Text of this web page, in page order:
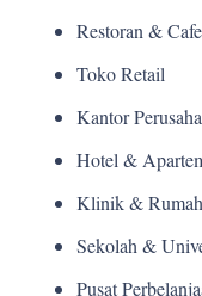
Restoran & Cafe
Toko Retail
Kantor
Hotel &
Klinik &
Sekolah &
Pusat